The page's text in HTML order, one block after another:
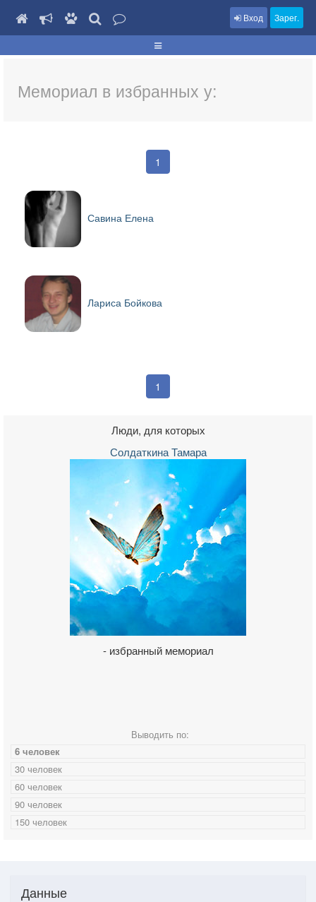
Вход Зарег.
Мемориал в избранных у:
1
Савина Елена
Лариса Бойкова
1
Люди, для которых
Солдаткина Тамара
- избранный мемориал
Выводить по:
6 человек
30 человек
60 человек
90 человек
150 человек
Данные